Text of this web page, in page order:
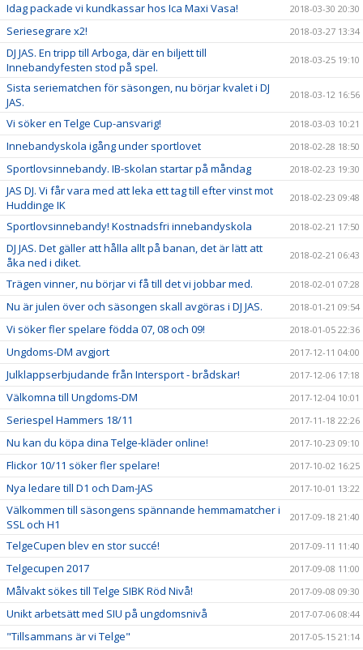
Idag packade vi kundkassar hos Ica Maxi Vasa! 2018-03-30 20:30
Seriesegrare x2! 2018-03-27 13:34
DJ JAS. En tripp till Arboga, där en biljett till
Innebandyfesten stod på spel.
2018-03-25 19:10
Sista seriematchen för säsongen, nu börjar kvalet i DJ
JAS.
2018-03-12 16:56
Vi söker en Telge Cup-ansvarig! 2018-03-03 10:21
Innebandyskola igång under sportlovet 2018-02-28 18:50
Sportlovsinnebandy. IB-skolan startar på måndag 2018-02-23 19:30
JAS DJ. Vi får vara med att leka ett tag till efter vinst mot
Huddinge IK
2018-02-23 09:48
Sportlovsinnebandy! Kostnadsfri innebandyskola 2018-02-21 17:50
DJ JAS. Det gäller att hålla allt på banan, det är lätt att
åka ned i diket.
2018-02-21 06:43
Trägen vinner, nu börjar vi få till det vi jobbar med. 2018-02-01 07:28
Nu är julen över och säsongen skall avgöras i DJ JAS. 2018-01-21 09:54
Vi söker fler spelare födda 07, 08 och 09! 2018-01-05 22:36
Ungdoms-DM avgjort 2017-12-11 04:00
Julklappserbjudande från Intersport - brådskar! 2017-12-06 17:18
Välkomna till Ungdoms-DM 2017-12-04 10:01
Seriespel Hammers 18/11 2017-11-18 22:26
Nu kan du köpa dina Telge-kläder online! 2017-10-23 09:10
Flickor 10/11 söker fler spelare! 2017-10-02 16:25
Nya ledare till D1 och Dam-JAS 2017-10-01 13:22
Välkommen till säsongens spännande hemmamatcher i
SSL och H1
2017-09-18 21:40
TelgeCupen blev en stor succé! 2017-09-11 11:40
Telgecupen 2017 2017-09-08 11:00
Målvakt sökes till Telge SIBK Röd Nivå! 2017-09-08 09:30
Unikt arbetsätt med SIU på ungdomsnivå 2017-07-06 08:44
"Tillsammans är vi Telge" 2017-05-15 21:14